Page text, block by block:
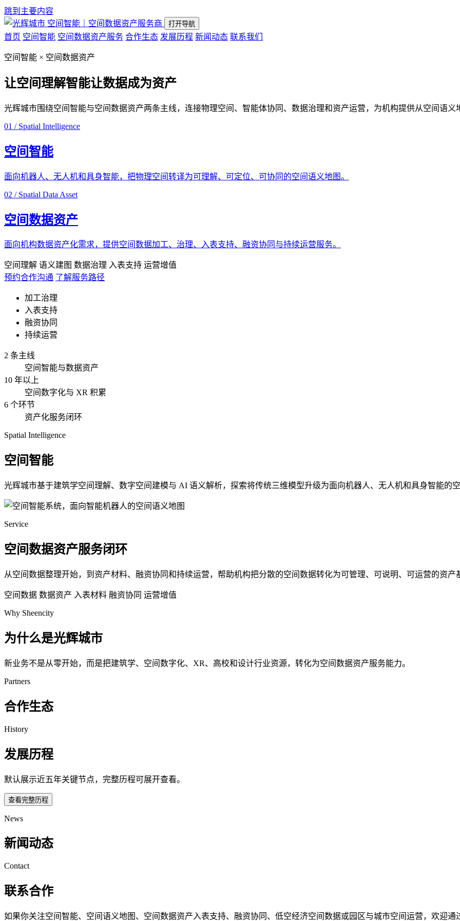
跳到主要内容
空间智能｜空间数据资产服务商
打开导航
首页 空间智能 空间数据资产服务 合作生态 发展历程 新闻动态 联系我们
空间智能 × 空间数据资产
让空间理解智能让数据成为资产
光辉城市围绕空间智能与空间数据资产两条主线，连接物理空间、智能体协同、数据治理和资产运营，为机构提供从空间语义
01 / Spatial Intelligence
空间智能
面向机器人、无人机和具身智能，把物理空间转译为可理解、可定位、可协同的空间语义地图。
02 / Spatial Data Asset
空间数据资产
面向机构数据资产化需求，提供空间数据加工、治理、入表支持、融资协同与持续运营服务。
空间理解 语义建图 数据治理 入表支持 运营增值
预约合作沟通 了解服务路径
加工治理
入表支持
融资协同
持续运营
2 条主线
空间智能与数据资产
10 年以上
空间数字化与 XR 积累
6 个环节
资产化服务闭环
Spatial Intelligence
空间智能
光辉城市基于建筑学空间理解、数字空间建模与 AI 语义解析，探索将传统三维模型升级为面向机器人、无人机和具身智能的空
Service
空间数据资产服务闭环
从空间数据整理开始，到资产材料、融资协同和持续运营，帮助机构把分散的空间数据转化为可管理、可说明、可运营的资产
空间数据 数据资产 入表材料 融资协同 运营增值
Why Sheencity
为什么是光辉城市
新业务不是从零开始，而是把建筑学、空间数字化、XR、高校和设计行业资源，转化为空间数据资产服务能力。
Partners
合作生态
History
发展历程
默认展示近五年关键节点，完整历程可展开查看。
查看完整历程
News
新闻动态
Contact
联系合作
如果你关注空间智能、空间语义地图、空间数据资产入表支持、融资协同、低空经济空间数据或园区与城市空间运营，欢迎通